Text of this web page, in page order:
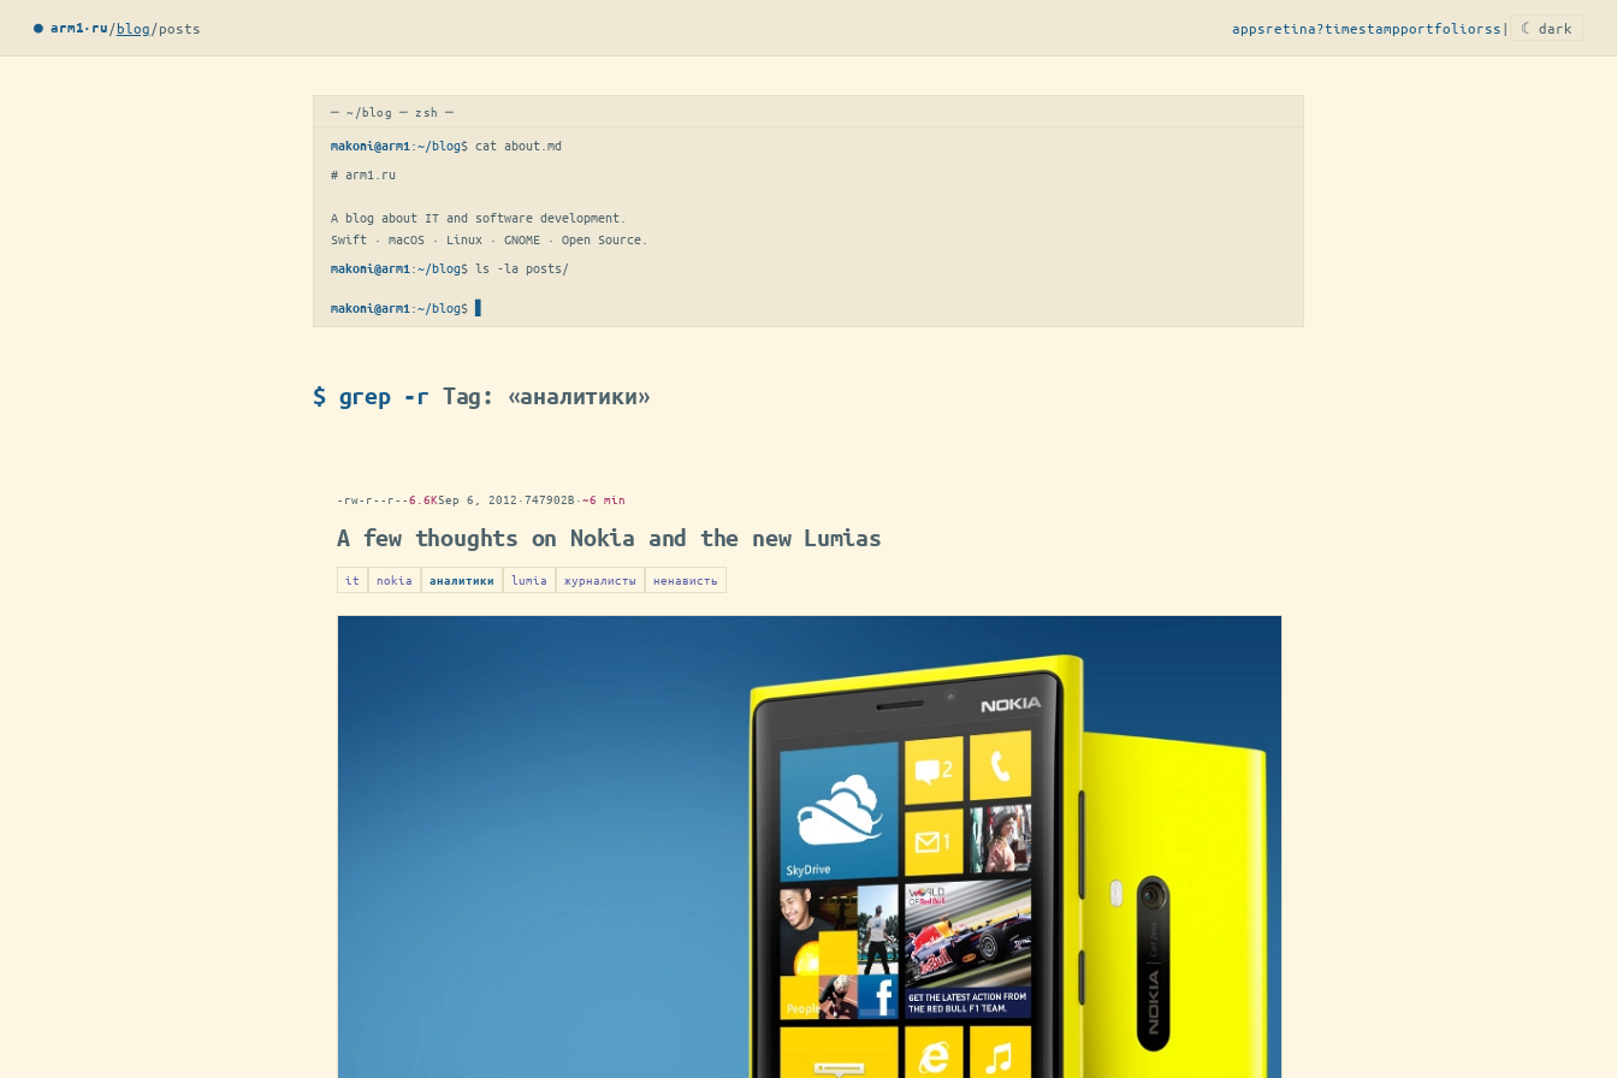
● arm1·ru /blog/posts appsretina?timestampportfoliorss| ☾ dark
─ ~/blog ─ zsh ─
makoni@arm1 :~/blog$ cat about.md
# arm1.ru
A blog about IT and software development.
Swift · macOS · Linux · GNOME · Open Source.
makoni@arm1 :~/blog$ ls -la posts/
makoni@arm1 :~/blog$
$ grep -r Tag: «аналитики»
-rw-r--r--6.6KSep 6, 2012 ·747902B ·~6 min
A few thoughts on Nokia and the new Lumias
it nokia аналитики lumia журналисты ненависть